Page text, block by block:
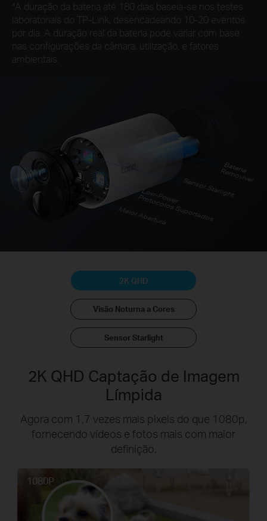
*A duração da bateria até 180 dias baseia-se nos testes
laboratoriais do TP-Link, desencadeando 10-20 eventos
por dia. A duração real da bateria pode variar com base
nas configurações da câmara, utilização, e fatores
ambientais.
Maior Abertura
Low-Power
Protocolos Suportados
Sensor Starlight
B
ateria R
em
o
vivel
2K QHD
Visão Noturna a Cores
Sensor Starlight
2K QHD Captação de Imagem
Límpida
Agora com 1,7 vezes mais pixels do que 1080p,
fornecendo vídeos e fotos mais com maior
definição.
1080P